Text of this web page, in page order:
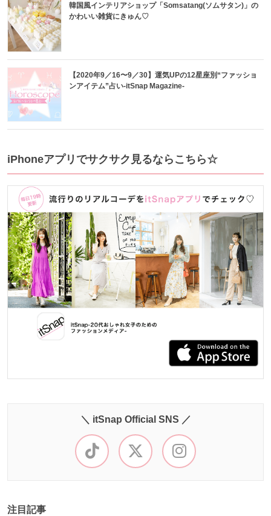
韓国風インテリアショップ「Somsatang(ソムサタン)」の
かわいい雑貨にきゅん♡
【2020年9／16〜9／30】運気UPの12星座別“ファッショ
ンアイテム”占い-itSnap Magazine-
iPhoneアプリでサクサク見るならこちら☆
＼ itSnap Official SNS ／
注目記事